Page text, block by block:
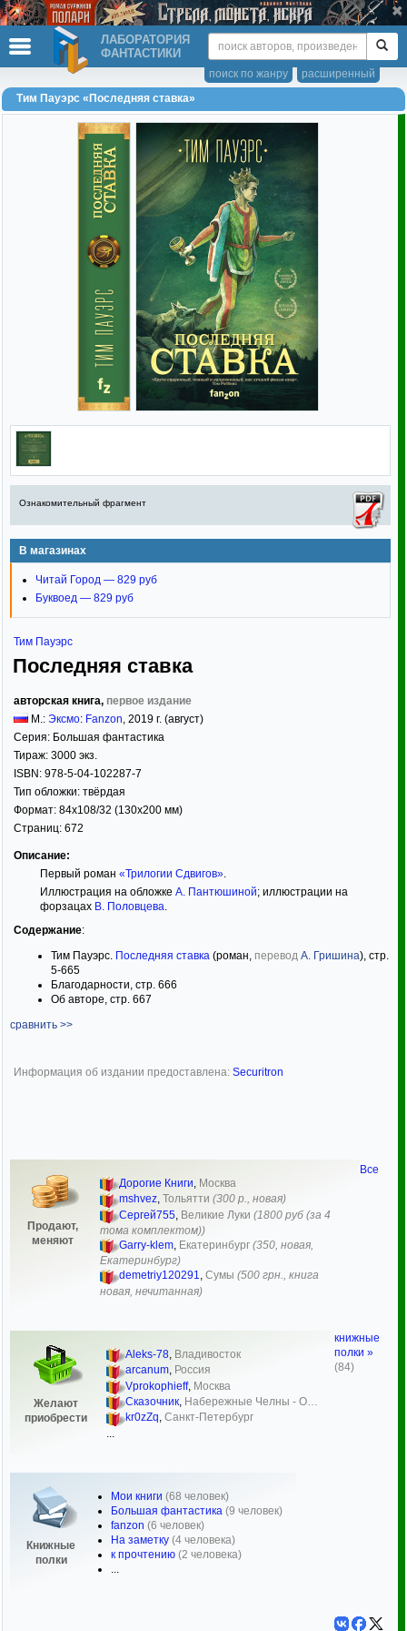
ЛАБОРАТОРИЯ
ФАНТАСТИКИ
расширенный
поиск по жанру
Тим Пауэрс «Последняя ставка»
Ознакомительный фрагмент
В магазинах
Читай Город — 829 руб
Буквоед — 829 руб
Тим Пауэрс
Последняя ставка
авторская книга, первое издание
М.: Эксмо: Fanzon, 2019 г. (август)
Серия: Большая фантастика
Тираж: 3000 экз.
ISBN: 978-5-04-102287-7
Тип обложки: твёрдая
Формат: 84x108/32 (130x200 мм)
Страниц: 672
Описание:
Первый роман «Трилогии Сдвигов».
Иллюстрация на обложке А. Пантюшиной; иллюстрации на
форзацах В. Половцева.
Содержание:
Тим Пауэрс. Последняя ставка (роман, перевод А. Гришина), стр.
5-665
Благодарности, стр. 666
Об авторе, стр. 667
сравнить >>
Информация об издании предоставлена: Securitron
Продают,
меняют
Дорогие Книги, Москва
mshvez, Тольятти (300 р., новая)
Сергей755 Великие Луки (1800 руб (за 4
тома комплектом))
Garry-klem, Екатеринбург (350, новая,
Екатеринбург)
demetriy120291, Сумы (500 грн., книга
новая, нечитанная)
Желают
приобрести
Aleks-78, Владивосток
arcanum, Россия
Vprokophieff, Москва
Сказочник, Набережные Челны - О…
kr0zZq, Санкт-Петербург
Книжные
полки
Мои книги (68 человек)
Большая фантастика (9 человек)
fanzon (6 человек)
На заметку (4 человека)
к прочтению (2 человека)
...
Все
книжные
полки »
(84)